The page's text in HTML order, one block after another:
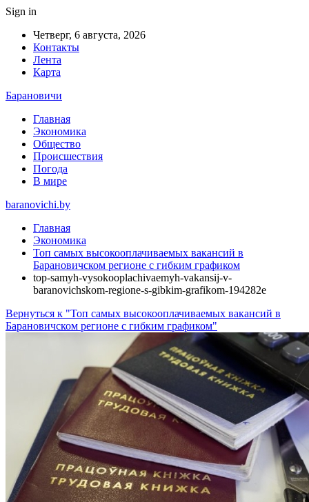
Sign in
Четверг, 6 августа, 2026
Контакты
Лента
Карта
Барановичи
Главная
Экономика
Общество
Происшествия
Погода
В мире
baranovichi.by
Главная
Экономика
Топ самых высокооплачиваемых вакансий в
Барановичском регионе с гибким графиком
top-samyh-vysokooplachivaemyh-vakansij-v-
baranovichskom-regione-s-gibkim-grafikom-194282e
Вернуться к "Топ самых высокооплачиваемых вакансий в
Барановичском регионе с гибким графиком"